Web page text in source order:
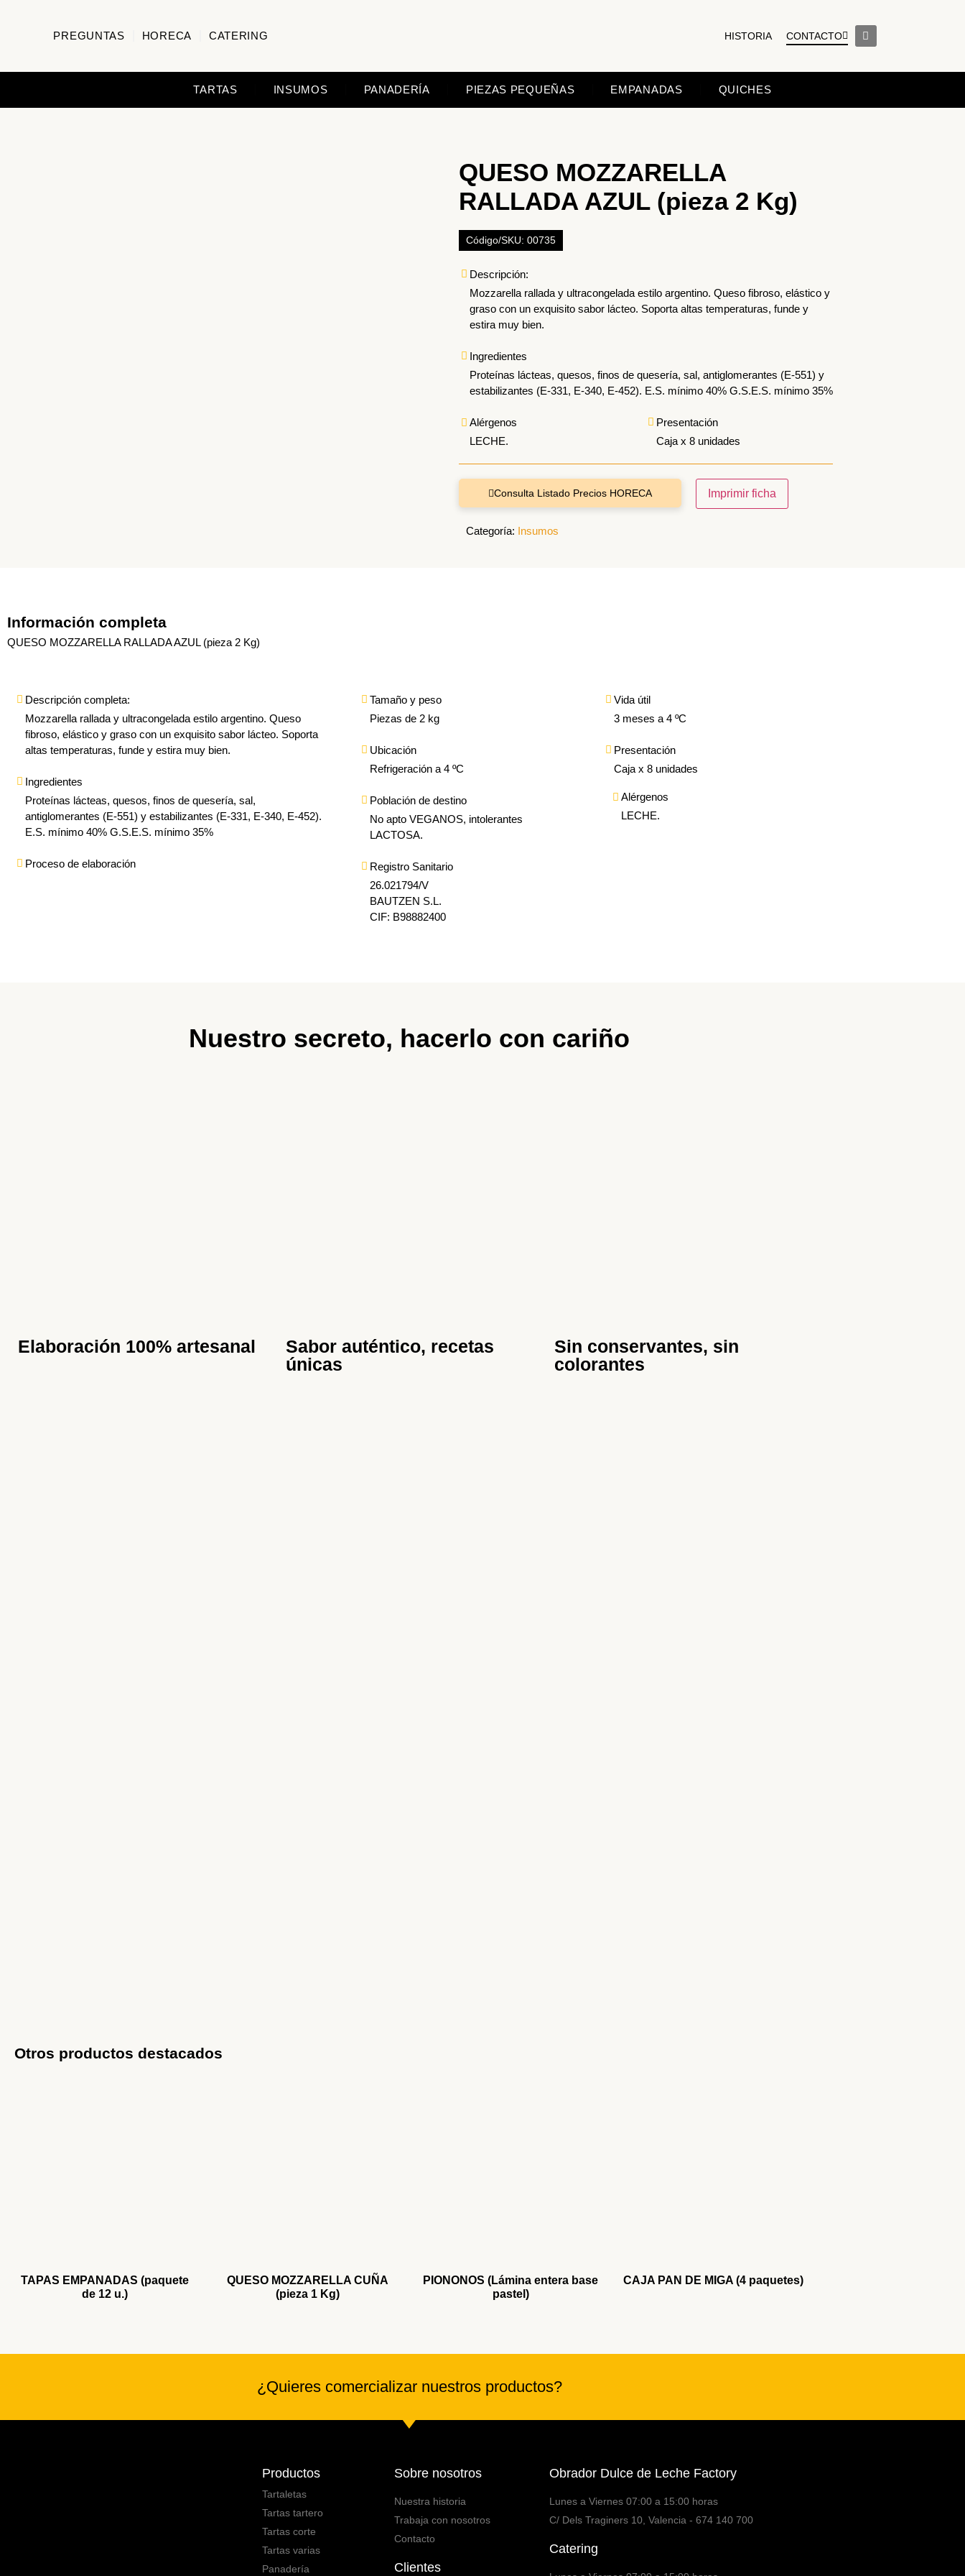
PREGUNTAS HORECA CATERING HISTORIA CONTACTO
TARTAS INSUMOS PANADERÍA PIEZAS PEQUEÑAS EMPANADAS QUICHES
QUESO MOZZARELLA
RALLADA AZUL (pieza 2 Kg)
Código/SKU: 00735
Descripción:
Mozzarella rallada y ultracongelada estilo argentino. Queso fibroso, elástico y
graso con un exquisito sabor lácteo. Soporta altas temperaturas, funde y
estira muy bien.
Ingredientes
Proteínas lácteas, quesos, finos de quesería, sal, antiglomerantes (E-551) y
estabilizantes (E-331, E-340, E-452). E.S. mínimo 40% G.S.E.S. mínimo 35%
Alérgenos
LECHE.
Presentación
Caja x 8 unidades
Consulta Listado Precios HORECA Imprimir ficha
Categoría: Insumos
Información completa
QUESO MOZZARELLA RALLADA AZUL (pieza 2 Kg)
Descripción completa:
Mozzarella rallada y ultracongelada estilo argentino. Queso
fibroso, elástico y graso con un exquisito sabor lácteo. Soporta
altas temperaturas, funde y estira muy bien.
Ingredientes
Proteínas lácteas, quesos, finos de quesería, sal,
antiglomerantes (E-551) y estabilizantes (E-331, E-340, E-452).
E.S. mínimo 40% G.S.E.S. mínimo 35%
Proceso de elaboración
Tamaño y peso
Piezas de 2 kg
Vida útil
3 meses a 4 ºC
Ubicación
Refrigeración a 4 ºC
Presentación
Caja x 8 unidades
Población de destino
No apto VEGANOS, intolerantes
LACTOSA.
Alérgenos
LECHE.
Registro Sanitario
26.021794/V
BAUTZEN S.L.
CIF: B98882400
Nuestro secreto, hacerlo con cariño
Elaboración 100% artesanal
Sabor auténtico, recetas
únicas
Sin conservantes, sin
colorantes
Otros productos destacados
TAPAS EMPANADAS (paquete
de 12 u.)
QUESO MOZZARELLA CUÑA
(pieza 1 Kg)
PIONONOS (Lámina entera base
pastel)
CAJA PAN DE MIGA (4 paquetes)
¿Quieres comercializar nuestros productos?
Productos
Tartaletas
Tartas tartero
Tartas corte
Tartas varias
Panadería
Sobre nosotros
Nuestra historia
Trabaja con nosotros
Contacto
Clientes
Obrador Dulce de Leche Factory
Lunes a Viernes 07:00 a 15:00 horas
C/ Dels Traginers 10, Valencia - 674 140 700
Catering